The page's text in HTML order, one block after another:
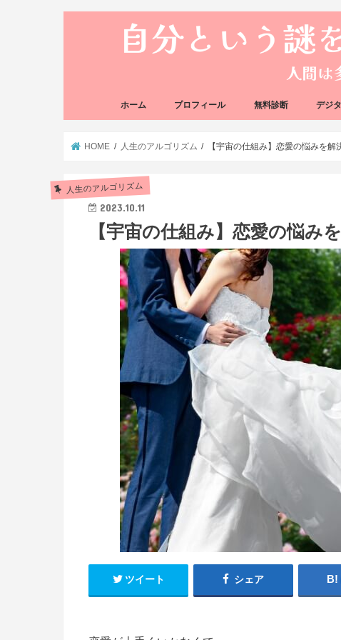
ホーム プロフィール 無料診断 デジ
HOME 人生のアルゴリズム 【宇宙の仕組み】恋愛の悩みを解
人生のアルゴリズム
2023.10.11
【宇宙の仕組み】恋愛の悩み
ツイート シェア